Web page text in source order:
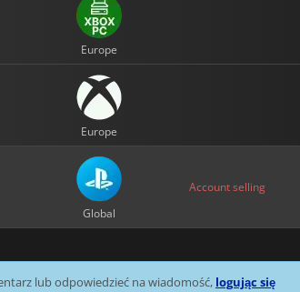
Europe
Europe
Global
Account selling
lub odpowiedzieć na wiadomość, logując się